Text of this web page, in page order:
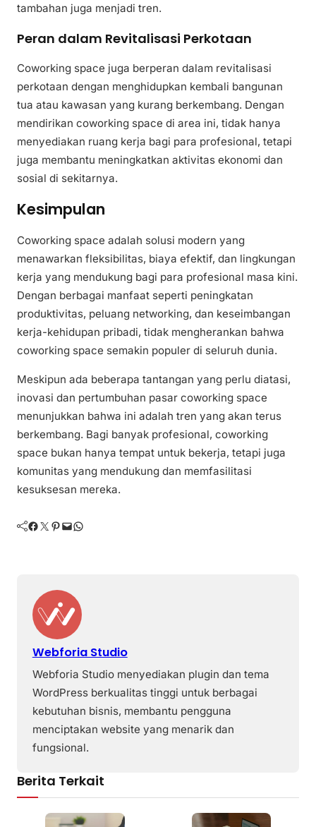
tambahan juga menjadi tren.
Peran dalam Revitalisasi Perkotaan
Coworking space juga berperan dalam revitalisasi
perkotaan dengan menghidupkan kembali bangunan
tua atau kawasan yang kurang berkembang. Dengan
mendirikan coworking space di area ini, tidak hanya
menyediakan ruang kerja bagi para profesional, tetapi
juga membantu meningkatkan aktivitas ekonomi dan
sosial di sekitarnya.
Kesimpulan
Coworking space adalah solusi modern yang
menawarkan fleksibilitas, biaya efektif, dan lingkungan
kerja yang mendukung bagi para profesional masa kini.
Dengan berbagai manfaat seperti peningkatan
produktivitas, peluang networking, dan keseimbangan
kerja-kehidupan pribadi, tidak mengherankan bahwa
coworking space semakin populer di seluruh dunia.
Meskipun ada beberapa tantangan yang perlu diatasi,
inovasi dan pertumbuhan pasar coworking space
menunjukkan bahwa ini adalah tren yang akan terus
berkembang. Bagi banyak profesional, coworking
space bukan hanya tempat untuk bekerja, tetapi juga
komunitas yang mendukung dan memfasilitasi
kesuksesan mereka.
Facebook Twitter Pinterest Mail WhatsApp
Webforia Studio
Webforia Studio menyediakan plugin dan tema
WordPress berkualitas tinggi untuk berbagai
kebutuhan bisnis, membantu pengguna
menciptakan website yang menarik dan
fungsional.
Berita Terkait